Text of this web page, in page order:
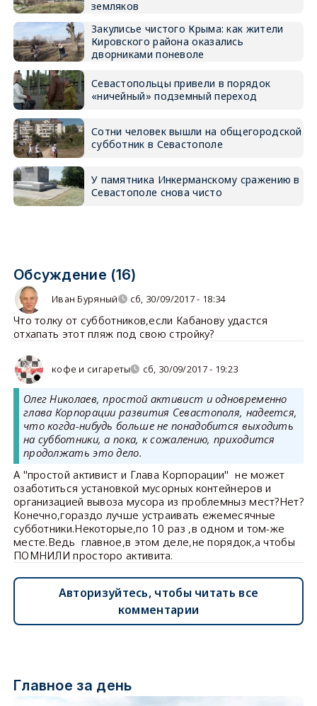
земляков
Закулисье чистого Крыма: как жители
Кировского района оказались
дворниками поневоле
Севастопольцы привели в порядок
«ничейный» подземный переход
Сотни человек вышли на общегородской
субботник в Севастополе
У памятника Инкерманскому сражению в
Севастополе снова чисто
Обсуждение (16)
Иван Буряный сб, 30/09/2017 - 18:34
Что толку от субботников,если Кабанову удастся
отхапать этот пляж под свою стройку?
кофе и сигареты сб, 30/09/2017 - 19:23
Олег Николаев, простой активист и одновременно
глава Корпорации развития Севастополя, надеется,
что когда-нибудь больше не понадобится выходить
на субботники, а пока, к сожалению, приходится
продолжать это дело.
А "простой активист и Глава Корпорации" не может
озаботиться установкой мусорных контейнеров и
организацией вывоза мусора из проблемныз мест?Нет?
Конечно,гораздо лучше устраивать ежемесячные
субботники.Некоторые,по 10 раз ,в одном и том-же
месте.Ведь главное,в этом деле,не порядок,а чтобы
ПОМНИЛИ просторо активита.
Авторизуйтесь, чтобы читать все
комментарии
Главное за день